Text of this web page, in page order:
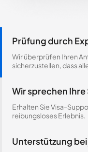
Prüfung durch
Wir überprüfen Ihren
sicherzustellen, dass
Wir sprechen
Erhalten Sie Visa-
reibungsloses Erlebnis.
Unterstützung